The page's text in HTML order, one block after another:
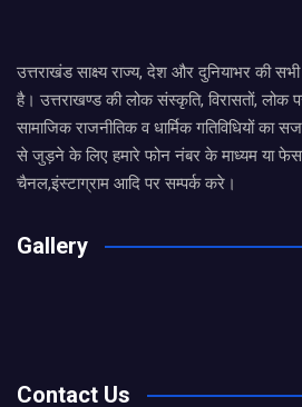
उत्तराखंड साक्ष्य राज्य, देश और दुनियाभर की
है। उत्तराखण्ड की लोक संस्कृति, विरासतों,
सामाजिक राजनीतिक व धार्मिक गतिविधियों का
से जुड़ने के लिए हमारे फोन नंबर के माध्यम या
चैनल,इंस्टाग्राम आदि पर सम्पर्क करे।
Gallery
Contact Us